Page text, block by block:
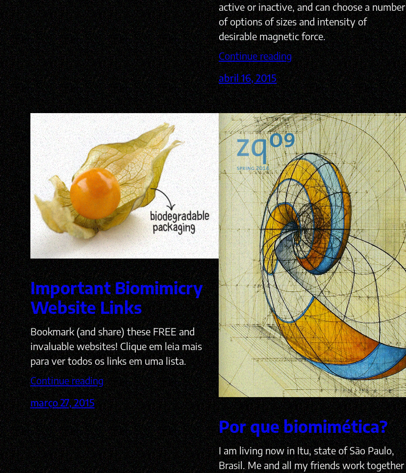
active or inactive, and can choose a number
of options of sizes and intensity of
desirable magnetic force.
Continue reading
abril 16, 2015
Important Biomimicry
Website Links
Bookmark (and share) these FREE and
invaluable websites! Clique em leia mais
para ver todos os links em uma lista.
Continue reading
março 27, 2015
Por que biomimética?
I am living now in Itu, state of São Paulo,
Brasil. Me and all my friends work together